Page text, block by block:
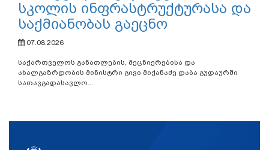
სკოლის ინფრასტრუქტურასა და
საქმიანობას გაეცნო
07.08.2026
საქართველოს განათლების, მეცნიერებისა და
ახალგაზრდობის მინისტრი გივი მიქანაძე დაბა გუდაურში
სათავგადასავლო...